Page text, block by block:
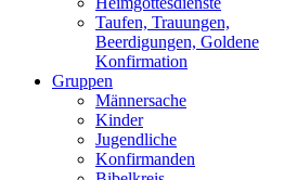
Taufen, Trauungen,
Beerdigungen, Goldene
Konfirmation
Gruppen
Männersache
Kinder
Jugendliche
Konfirmanden